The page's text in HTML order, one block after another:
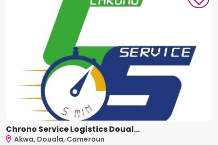
Chrono Service Logistics Doual...
Akwa, Douala, Cameroun